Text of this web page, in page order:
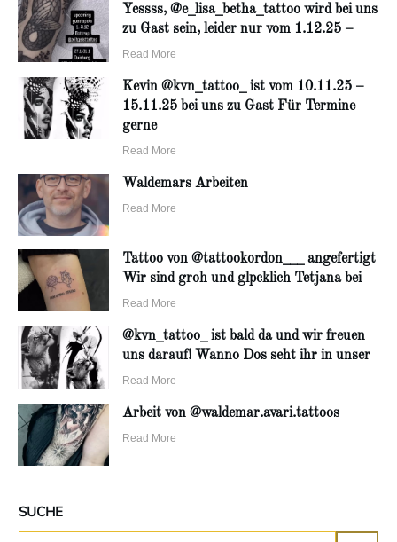
Yessss, @e_lisa_betha_tattoo wird bei uns
zu Gast sein, leider nur vom 1.12.25 –
Read More
Kevin @kvn_tattoo_ ist vom 10.11.25 –
15.11.25 bei uns zu Gast Für Termine
gerne
Read More
Waldemars Arbeiten
Read More
Tattoo von @tattookordon___ angefertigt
Wir sind groh und glpcklich Tetjana bei
Read More
@kvn_tattoo_ ist bald da und wir freuen
uns darauf! Wanno Dos seht ihr in unser
Read More
Arbeit von @waldemar.avari.tattoos
Read More
SUCHE